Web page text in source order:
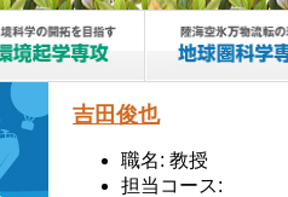
吉田俊也
職名: 教授
担当コース: